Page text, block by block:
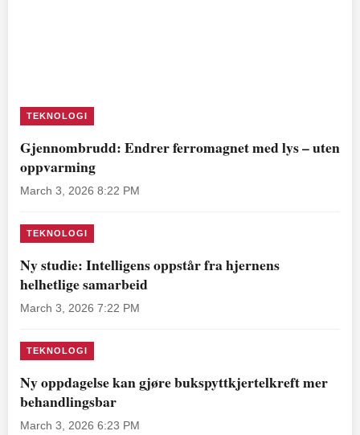
TEKNOLOGI
Gjennombrudd: Endrer ferromagnet med lys – uten
oppvarming
March 3, 2026 8:22 PM
TEKNOLOGI
Ny studie: Intelligens oppstår fra hjernens
helhetlige samarbeid
March 3, 2026 7:22 PM
TEKNOLOGI
Ny oppdagelse kan gjøre bukspyttkjertelkreft mer
behandlingsbar
March 3, 2026 6:23 PM